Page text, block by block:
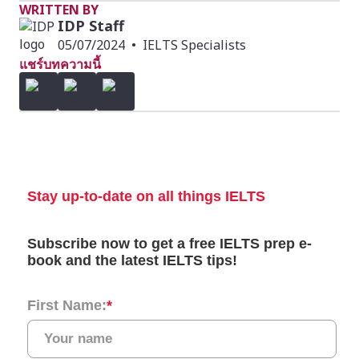
WRITTEN BY
IDP Staff
05/07/2024 • IELTS Specialists
แชร์บทความนี้